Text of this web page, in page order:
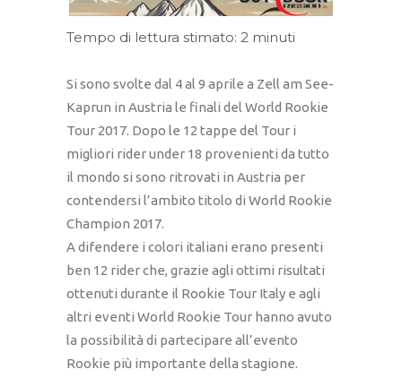
Tempo di lettura stimato: 2 minuti
Si sono svolte dal 4 al 9 aprile a Zell am See-
Kaprun in Austria le finali del World Rookie
Tour 2017. Dopo le 12 tappe del Tour i
migliori rider under 18 provenienti da tutto
il mondo si sono ritrovati in Austria per
contendersi l’ambito titolo di World Rookie
Champion 2017.
A difendere i colori italiani erano presenti
ben 12 rider che, grazie agli ottimi risultati
ottenuti durante il Rookie Tour Italy e agli
altri eventi World Rookie Tour hanno avuto
la possibilità di partecipare all’evento
Rookie più importante della stagione.